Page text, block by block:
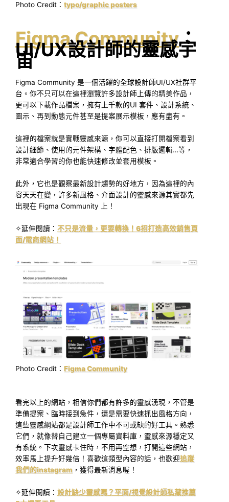
Photo Credit： typo/graphic posters
Figma Community：
UI/UX設計師的靈感宇
宙
Figma Community 是一個活躍的全球設計師UI/UX社群平
台。你不只可以在這裡瀏覽許多設計師上傳的精美作品，
更可以下載作品檔案，擁有上千款的UI 套件、設計系統、
圖示、再到動態元件甚至是提案展示模板，應有盡有。
這裡的檔案就是實戰靈感來源，你可以直接打開檔案看到
設計細節、使用的元件架構、字體配色、排版邏輯…等，
非常適合學習的你也能快速修改並套用模板。
此外，它也是觀察最新設計趨勢的好地方，因為這裡的內
容天天在變，許多新風格、介面設計的靈感來源其實都先
出現在 Figma Community 上！
✧延伸閱讀： 不只是流量，更要轉換！6招打造高效銷售頁
面/電商網站！
Photo Credit： Figma Community
看完以上的網站，相信你們都有許多的靈感湧現，不管是
準備提案、臨時接到急件，還是需要快速抓出風格方向，
這些靈感網站都是設計師工作中不可或缺的好工具。熟悉
它們，就像替自己建立一個專屬資料庫，靈感來源穩定又
有系統。下次靈感卡住時，不用再空想，打開這些網站，
效率馬上提升好幾倍！喜歡這類型內容的話，也歡迎追蹤
我們的instagram ，獲得最新消息喔！
✧延伸閱讀： 設計缺少靈感嗎？平面/視覺設計師私藏推薦